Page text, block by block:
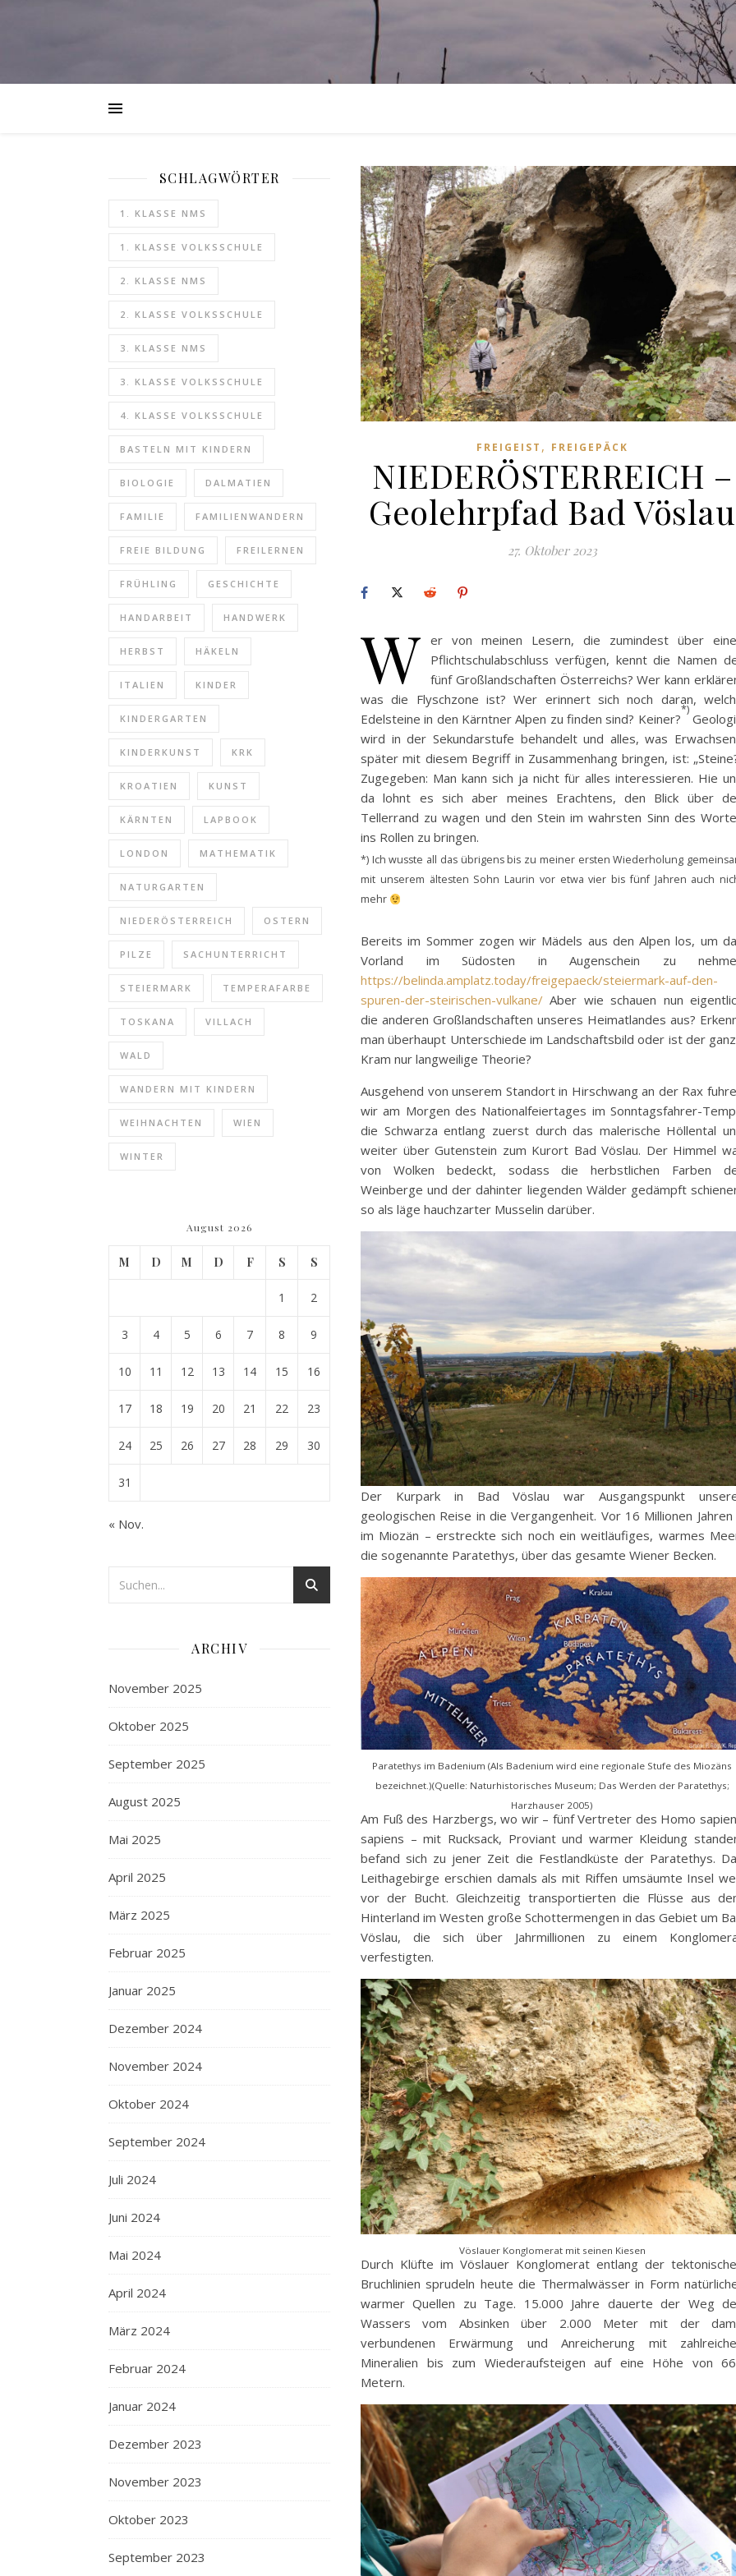
SCHLAGWÖRTER
1. KLASSE NMS
1. KLASSE VOLKSSCHULE
2. KLASSE NMS
2. KLASSE VOLKSSCHULE
3. KLASSE NMS
3. KLASSE VOLKSSCHULE
4. KLASSE VOLKSSCHULE
BASTELN MIT KINDERN
BIOLOGIE DALMATIEN
FAMILIE FAMILIENWANDERN
FREIE BILDUNG FREILERNEN
FRÜHLING GESCHICHTE
HANDARBEIT HANDWERK
HERBST HÄKELN
ITALIEN KINDER
KINDERGARTEN
KINDERKUNST KRK
KROATIEN KUNST
KÄRNTEN LAPBOOK
LONDON MATHEMATIK
NATURGARTEN
NIEDERÖSTERREICH OSTERN
PILZE SACHUNTERRICHT
STEIERMARK TEMPERAFARBE
TOSKANA VILLACH
WALD
WANDERN MIT KINDERN
WEIHNACHTEN WIEN
WINTER
August 2026
M D M D F S S
1 2
3 4 5 6 7 8 9
10 11 12 13 14 15 16
17 18 19 20 21 22 23
24 25 26 27 28 29 30
31
« Nov.
ARCHIV
November 2025
Oktober 2025
September 2025
August 2025
Mai 2025
April 2025
März 2025
Februar 2025
Januar 2025
Dezember 2024
November 2024
Oktober 2024
September 2024
Juli 2024
Juni 2024
Mai 2024
April 2024
März 2024
Februar 2024
Januar 2024
Dezember 2023
November 2023
Oktober 2023
September 2023
FREIGEIST , FREIGEPÄCK
NIEDERÖSTERREICH –
Geolehrpfad Bad Vöslau
27. Oktober 2023
W er von meinen Lesern, die zumindest über
Pflichtschulabschluss verfügen, kennt die Namen
fünf Großlandschaften Österreichs? Wer kann
was die Flyschzone ist? Wer erinnert sich noch daran,
Edelsteine in den Kärntner Alpen zu finden sind? Keiner?
*)
wird in der Sekundarstufe behandelt und alles, was
später mit diesem Begriff in Zusammenhang bringen, ist:
Zugegeben: Man kann sich ja nicht für alles interessieren. Hie
da lohnt es sich aber meines Erachtens, den Blick über
Tellerrand zu wagen und den Stein im wahrsten Sinn des
ins Rollen zu bringen.
*) Ich wusste all das übrigens bis zu meiner ersten Wiederholung
mit unserem ältesten Sohn Laurin vor etwa vier bis fünf Jahren auch
mehr
Bereits im Sommer zogen wir Mädels aus den Alpen los, um
Vorland im Südosten in Augenschein zu
https://belinda.amplatz.today/freigepaeck/steiermark-auf-den-
spuren-der-steirischen-vulkane/ Aber wie schauen nun
die anderen Großlandschaften unseres Heimatlandes aus?
man überhaupt Unterschiede im Landschaftsbild oder ist der
Kram nur langweilige Theorie?
Ausgehend von unserem Standort in Hirschwang an der Rax
wir am Morgen des Nationalfeiertages im Sonntagsfahrer-
die Schwarza entlang zuerst durch das malerische Höllental
weiter über Gutenstein zum Kurort Bad Vöslau. Der Himmel
von Wolken bedeckt, sodass die herbstlichen Farben
Weinberge und der dahinter liegenden Wälder gedämpft
so als läge hauchzarter Musselin darüber.
Der Kurpark in Bad Vöslau war Ausgangspunkt
geologischen Reise in die Vergangenheit. Vor 16 Millionen Jahren
im Miozän – erstreckte sich noch ein weitläufiges, warmes
die sogenannte Paratethys, über das gesamte Wiener Becken.
Paratethys im Badenium (Als Badenium wird eine regionale Stufe des Miozäns
bezeichnet.)(Quelle: Naturhistorisches Museum; Das Werden der Paratethys;
Harzhauser 2005)
Am Fuß des Harzbergs, wo wir – fünf Vertreter des Homo
sapiens – mit Rucksack, Proviant und warmer Kleidung
befand sich zu jener Zeit die Festlandküste der Paratethys.
Leithagebirge erschien damals als mit Riffen umsäumte Insel
vor der Bucht. Gleichzeitig transportierten die Flüsse aus
Hinterland im Westen große Schottermengen in das Gebiet um
Vöslau, die sich über Jahrmillionen zu einem
verfestigten.
Vöslauer Konglomerat mit seinen Kiesen
Durch Klüfte im Vöslauer Konglomerat entlang der
Bruchlinien sprudeln heute die Thermalwässer in Form
warmer Quellen zu Tage. 15.000 Jahre dauerte der Weg
Wassers vom Absinken über 2.000 Meter mit der
verbundenen Erwärmung und Anreicherung mit
Mineralien bis zum Wiederaufsteigen auf eine Höhe von
Metern.